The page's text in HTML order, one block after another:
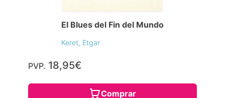
El Blues del Fin del Mundo
Keret, Etgar
PVP. 18,95€
Comprar